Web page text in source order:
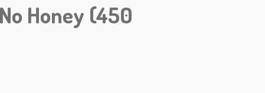
Honey (450